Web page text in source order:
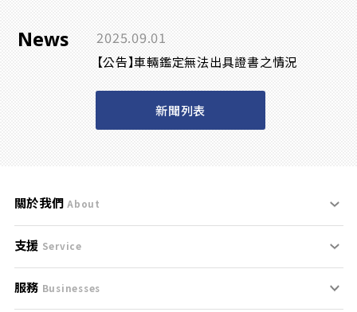
News 2025.09.01
【公告】車輛鑑定無法出具證書之情況
新聞列表
關於我們 About
刊登規範
服務條款
支援 Service
支援中心
服務 Businesses